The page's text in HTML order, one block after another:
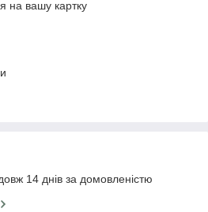
на вашу картку
14 днів за домовленістю